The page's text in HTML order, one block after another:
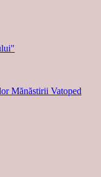
Mănăstirii Vatoped